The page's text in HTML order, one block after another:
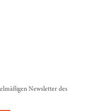
Newsletter des